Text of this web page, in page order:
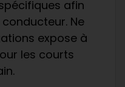
afin
Ne
expose à
les courts